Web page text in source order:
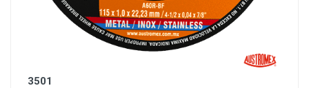
3501